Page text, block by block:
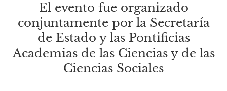
El evento fue organizado
conjuntamente por la Secretaría
de Estado y las Pontificias
Academias de las Ciencias y de las
Ciencias Sociales